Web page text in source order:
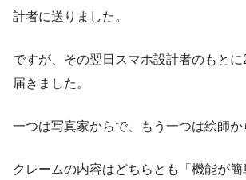
計者に送りました。
ですが、その翌日スマホ設計者のもと
届きました。
一つは写真家からで、もう一つは絵師か
クレームの内容はどちらとも「機能が